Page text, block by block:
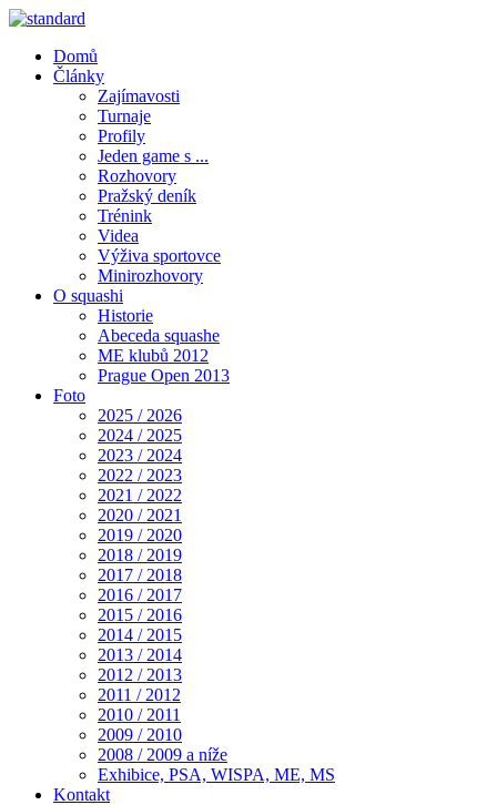
Domů
Články
Zajímavosti
Turnaje
Profily
Jeden game s ...
Rozhovory
Pražský deník
Trénink
Videa
Výživa sportovce
Minirozhovory
O squashi
Historie
Abeceda squashe
ME klubů 2012
Prague Open 2013
Foto
2025 / 2026
2024 / 2025
2023 / 2024
2022 / 2023
2021 / 2022
2020 / 2021
2019 / 2020
2018 / 2019
2017 / 2018
2016 / 2017
2015 / 2016
2014 / 2015
2013 / 2014
2012 / 2013
2011 / 2012
2010 / 2011
2009 / 2010
2008 / 2009 a níže
Exhibice, PSA, WISPA, ME, MS
Kontakt